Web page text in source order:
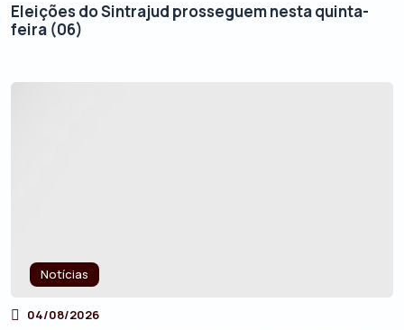
Eleições do Sintrajud prosseguem nesta quinta-
feira (06)
Notícias
04/08/2026